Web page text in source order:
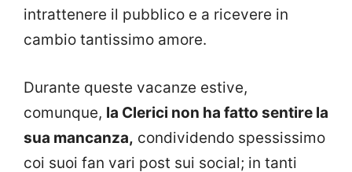
intrattenere il pubblico e a ricevere in
cambio tantissimo amore.
Durante queste vacanze estive,
comunque, la Clerici non ha fatto sentire la
sua mancanza, condividendo spessissimo
coi suoi fan vari post sui social; in tanti